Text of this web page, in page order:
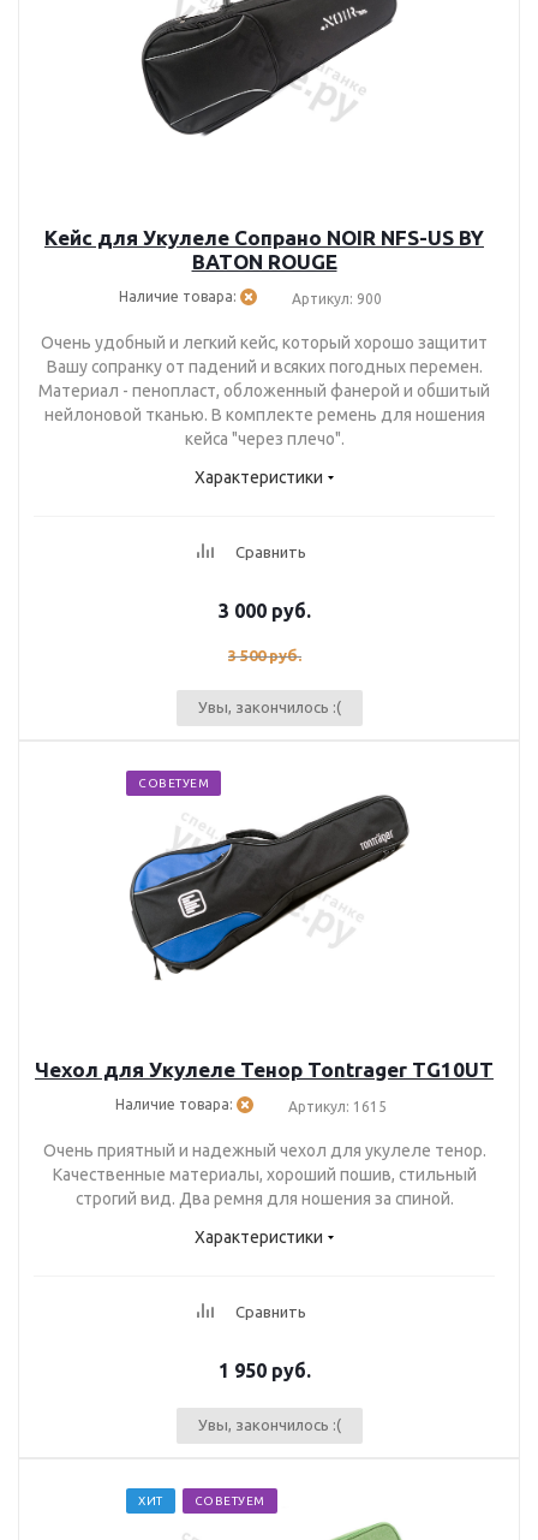
Кейс для Укулеле Сопрано NOIR NFS-US BY
BATON ROUGE
Наличие товара: Артикул: 900
Очень удобный и легкий кейс, который хорошо защитит
Вашу сопранку от падений и всяких погодных перемен.
Материал - пенопласт, обложенный фанерой и обшитый
нейлоновой тканью. В комплекте ремень для ношения
кейса "через плечо".
Характеристики
Сравнить
3 000 руб.
3 500руб.
Увы, закончилось :(
СОВЕТУЕМ
Чехол для Укулеле Тенор Tontrager TG10UT
Наличие товара: Артикул: 1615
Очень приятный и надежный чехол для укулеле тенор.
Качественные материалы, хороший пошив, стильный
строгий вид. Два ремня для ношения за спиной.
Характеристики
Сравнить
1 950 руб.
Увы, закончилось :(
ХИТ СОВЕТУЕМ